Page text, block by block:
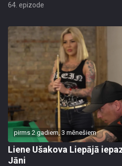
64. epizode
pirms 2 gadiem, 3 mēnešiem
Liene Ušakova Liepājā
Jāni